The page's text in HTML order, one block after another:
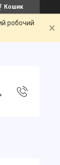
Кошик
робочий